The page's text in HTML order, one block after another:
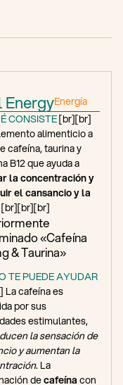
EnergyEnergía
CONSISTE[br][br]
alimenticio a
cafeína, taurina y
B12 que ayuda a
la concentración y
el cansancio y la
[br][br][br]
«Cafeína
& Taurina»
TE PUEDE AYUDAR
La cafeína es
por sus
estimulantes,
la sensación de
y aumentan la
. La
decafeína con